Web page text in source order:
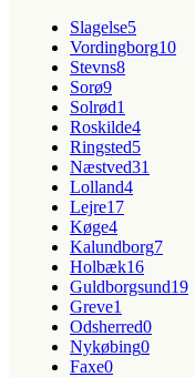
Slagelse5
Vordingborg10
Stevns8
Sorø9
Solrød1
Roskilde4
Ringsted5
Næstved31
Lolland4
Lejre17
Køge4
Kalundborg7
Holbæk16
Guldborgsund19
Greve1
Odsherred0
Nykøbing0
Faxe0